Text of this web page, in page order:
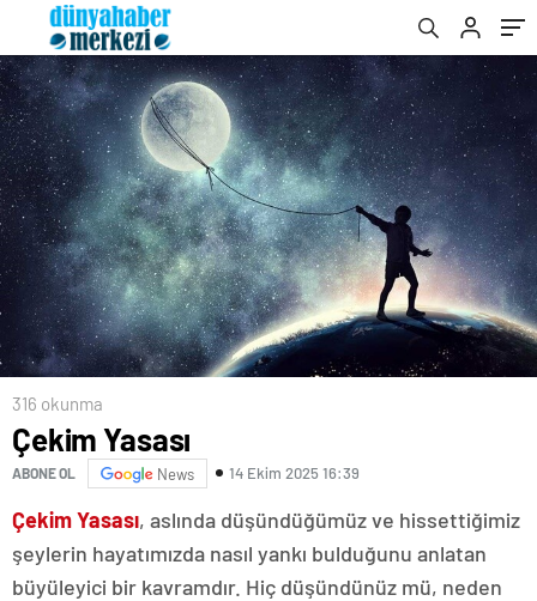
316 okunma
Çekim Yasası
ABONE OL News 14 Ekim 2025 16:39
Çekim Yasası, aslında düşündüğümüz ve hissettiğimiz
şeylerin hayatımızda nasıl yankı bulduğunu anlatan
büyüleyici bir kavramdır. Hiç düşündünüz mü, neden